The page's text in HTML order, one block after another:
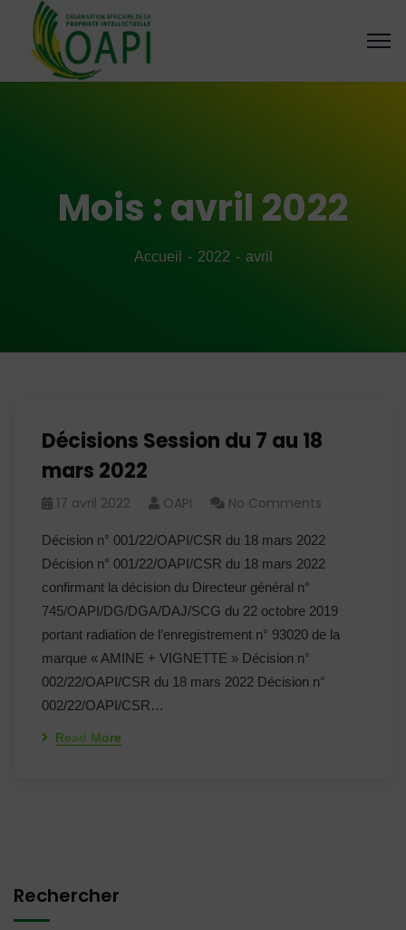
Mois :avril 2022
Accueil 2022 avril
Décisions Session du 7 au 18
mars 2022
17 avril 2022 OAPI No Comments
Décision n° 001/22/OAPI/CSR du 18 mars 2022
Décision n° 001/22/OAPI/CSR du 18 mars 2022
confirmant la décision du Directeur général n°
745/OAPI/DG/DGA/DAJ/SCG du 22 octobre 2019
portant radiation de l’enregistrement n° 93020 de la
marque « AMINE + VIGNETTE » Décision n°
002/22/OAPI/CSR du 18 mars 2022 Décision n°
002/22/OAPI/CSR…
Read More
Rechercher